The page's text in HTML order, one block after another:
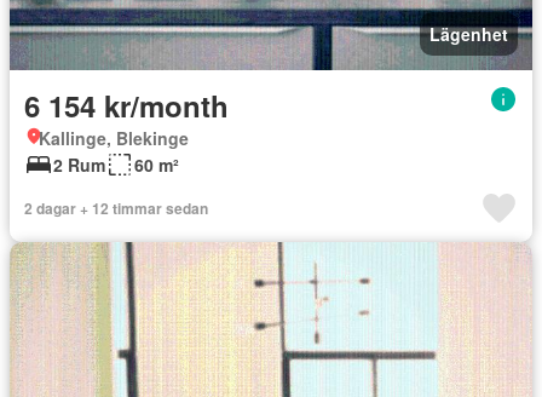
Lägenhet
6 154 kr/month
Kallinge, Blekinge
2 Rum
60 m²
2 dagar + 12 timmar sedan